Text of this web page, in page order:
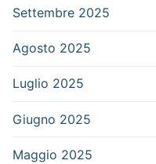
Settembre 2025
Agosto 2025
Luglio 2025
Giugno 2025
Maggio 2025